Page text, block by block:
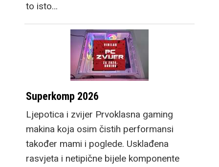
to isto…
Superkomp 2026
Ljepotica i zvijer Prvoklasna gaming
makina koja osim čistih performansi
također mami i poglede. Usklađena
rasvjeta i netipične bijele komponente